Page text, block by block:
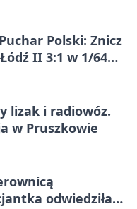
Polski: Znicz
II 3:1 w 1/64
lizak i radiowóz.
w Pruszkowie
odwiedziła